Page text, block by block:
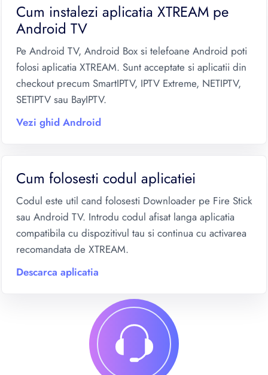
Cum instalezi aplicatia XTREAM pe
Android TV
Pe Android TV, Android Box si telefoane Android poti
folosi aplicatia XTREAM. Sunt acceptate si aplicatii din
checkout precum SmartIPTV, IPTV Extreme, NETIPTV,
SETIPTV sau BayIPTV.
Vezi ghid Android
Cum folosesti codul aplicatiei
Codul este util cand folosesti Downloader pe Fire Stick
sau Android TV. Introdu codul afisat langa aplicatia
compatibila cu dispozitivul tau si continua cu activarea
recomandata de XTREAM.
Descarca aplicatia